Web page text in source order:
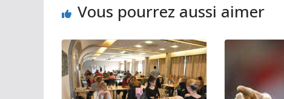
o
k
n
Vous pourrez aussi aimer